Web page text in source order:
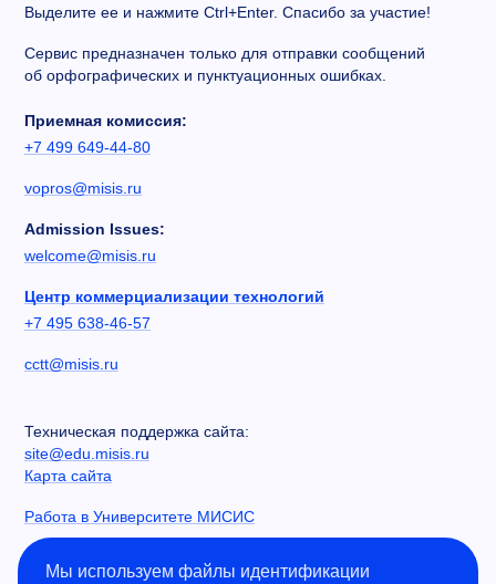
Выделите ее и нажмите Ctrl+Enter. Спасибо за участие!
Сервис предназначен только для отправки сообщений
об орфографических и пунктуационных ошибках.
Приемная комиссия:
+7 499 649-44-80
vopros@misis.ru
Admission Issues:
welcome@misis.ru
Центр коммерциализации технологий
+7 495 638-46-57
cctt@misis.ru
Техническая поддержка сайта:
site@edu.misis.ru
Карта сайта
Работа в Университете МИСИС
Сведения об образовательной организации
Мы используем файлы идентификации